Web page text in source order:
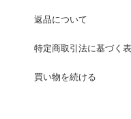
返品について
特定商取引法に基づく
買い物を続ける